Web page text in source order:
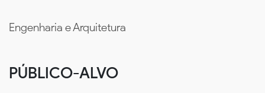
Engenharia e Arquitetura
PÚBLICO-ALVO